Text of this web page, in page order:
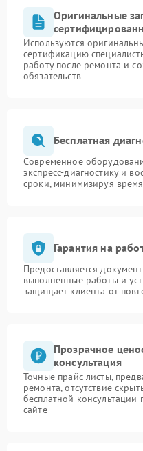
Оригинальные
Используются
сертификацию
работу после ремонта и
обязательств
Бесплатная
Современное
экспресс-диагностику и
сроки, минимизируя
Гарантия на
Предоставляется
выполненные работы и
защищает клиента от
Прозрачное
консультация
Точные прайс-листы,
ремонта, отсутствие
бесплатной
сайте